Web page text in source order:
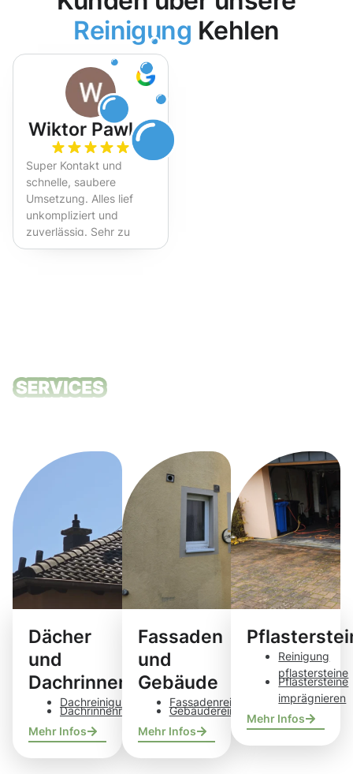
Reinigung Kehlen
Wiktor Pawlak
Super Kontakt und
schnelle, saubere
Umsetzung. Alles lief
unkompliziert und
zuverlässig. Sehr zu
empfehlen!
Dächer
und
Dachrinnen
Dachreinigung
Dachrinnenreinigung
Mehr Infos
Fassaden
und
Gebäude
Fassadenreinigung
Gebäudereinigung
Mehr Infos
Reinigung
pflastersteine
Pflastersteine
imprägnieren
Mehr Infos